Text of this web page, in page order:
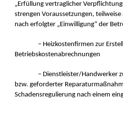
„Erfüllung vertraglicher
strengen Voraussetzungen,
nach erfolgter „Einwilligung“ der
– Heizkostenfirmen zur
Betriebskostenabrechnungen
– Dienstleister/Handwerker zur
bzw. geforderter
Schadensregulierung nach einem